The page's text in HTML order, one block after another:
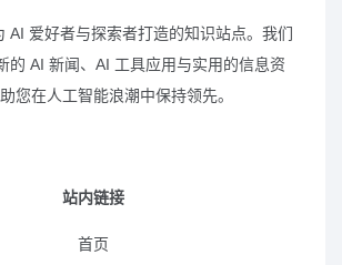
AI 爱好者与探索者打造的知识站点。我们
的 AI 新闻、AI 工具应用与实用的信息资
您在人工智能浪潮中保持领先。
站内链接
首页